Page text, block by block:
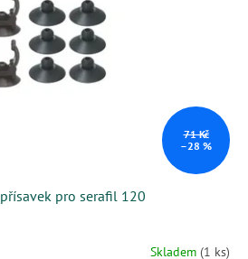
71 Kč
–28 %
pro serafil 120
Skladem (1 ks)